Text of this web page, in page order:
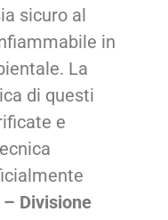
sicuro al
in
La
di questi
e
Divisione